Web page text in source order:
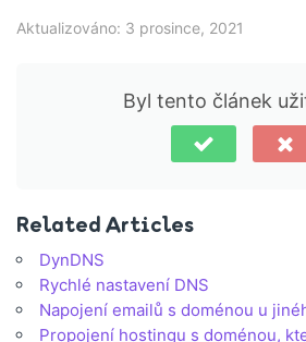
Aktualizováno: 3 prosince, 2021
Byl tento článek
Related Articles
DynDNS
Rychlé nastavení DNS
Napojení emailů s doménou u
Propojení hostingu s doménou,